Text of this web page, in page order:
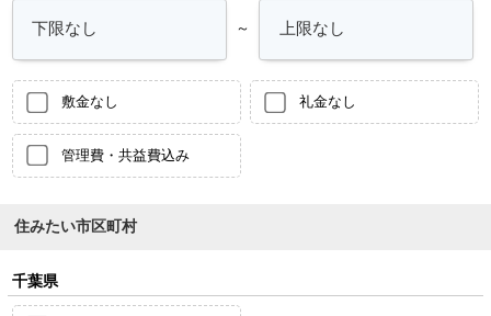
～
敷金なし 礼金なし
管理費・共益費込み
住みたい市区町村
千葉県